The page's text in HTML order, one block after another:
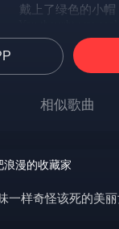
戴上了绿色的小帽
定会觉得我看上去酷
this dress I just
我拉紧了裙子背后的
镜子扭头 看着帽子滑
night summer was in
气弥留着夏风的最
tonic shot our hearts
相似歌曲
浪漫的收藏家
一样奇怪该死的美